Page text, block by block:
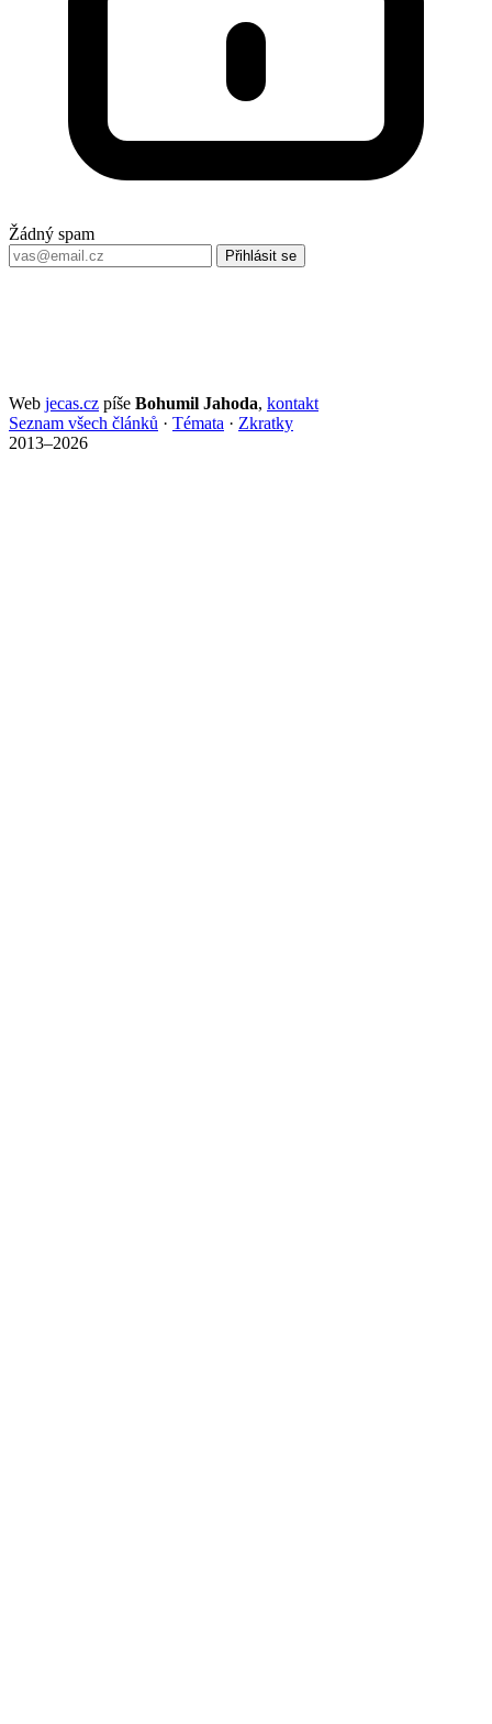
Žádný spam
Přihlásit se
Web jecas.cz píše Bohumil Jahoda, kontakt
Seznam všech článků · Témata · Zkratky
2013–2026